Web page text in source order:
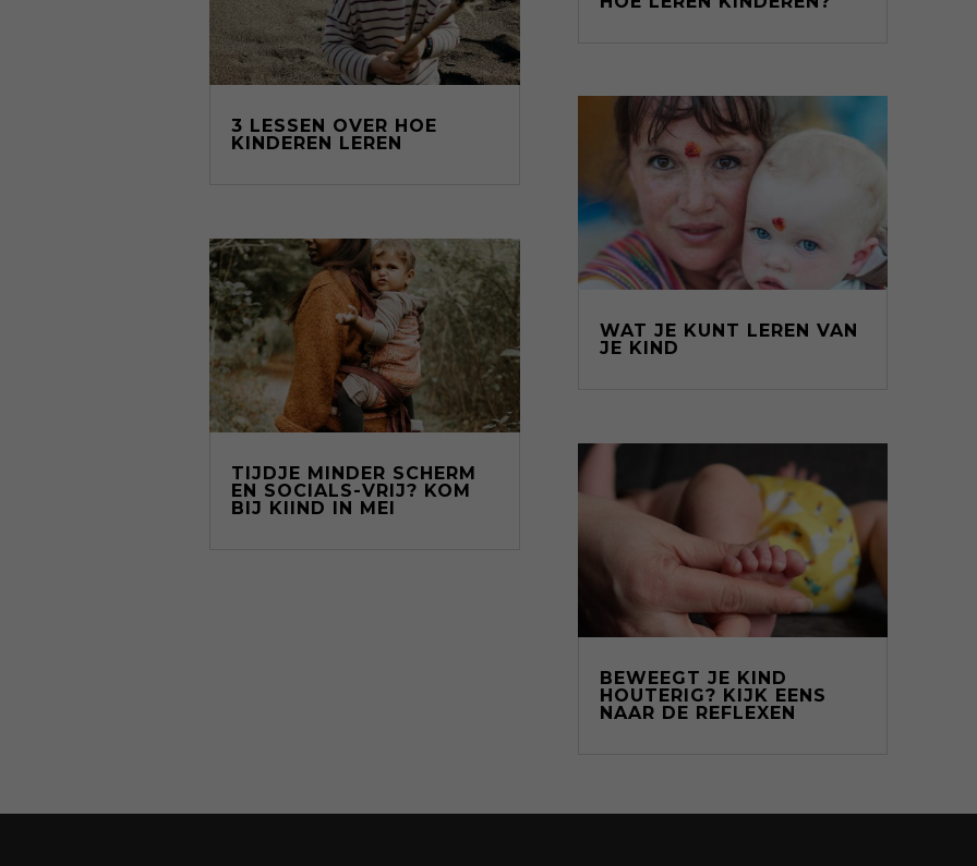
3 LESSEN OVER HOE
KINDEREN LEREN
TIJDJE MINDER SCHERM
EN SOCIALS-VRIJ? KOM
BIJ KIIND IN MEI
WAT JE KUNT LEREN VAN
JE KIND
BEWEEGT JE KIND
HOUTERIG? KIJK EENS
NAAR DE REFLEXEN